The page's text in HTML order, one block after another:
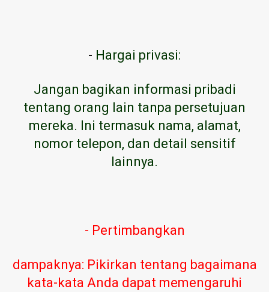
- Hargai privasi:
Jangan bagikan informasi pribadi
tentang orang lain tanpa persetujuan
mereka. Ini termasuk nama, alamat,
nomor telepon, dan detail sensitif
lainnya.
- Pertimbangkan
dampaknya: Pikirkan tentang bagaimana
kata-kata Anda dapat memengaruhi